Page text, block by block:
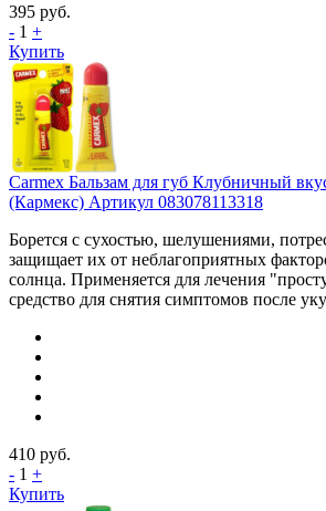
395 руб.
- 1 +
Купить
Carmex Бальзам для губ Клубничный
(Кармекс) Артикул 083078113318
Борется с сухостью, шелушениями,
защищает их от неблагоприятных
солнца. Применяется для лечения
средство для снятия симптомов после
410 руб.
- 1 +
Купить